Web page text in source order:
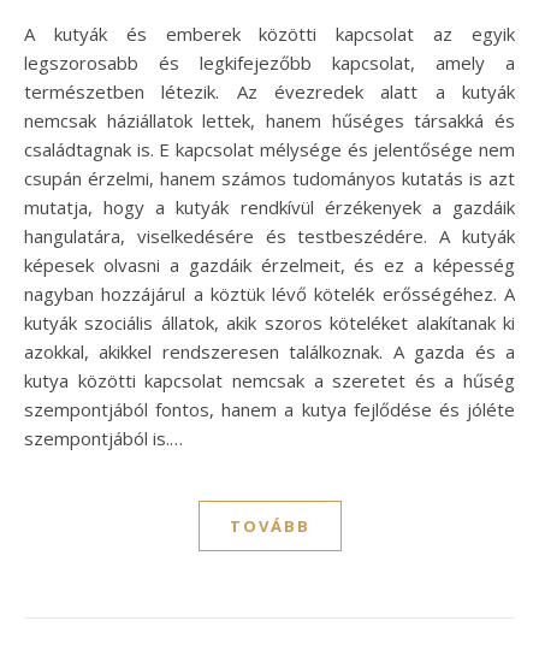
A kutyák és emberek közötti kapcsolat az egyik
legszorosabb és legkifejezőbb kapcsolat, amely a
természetben létezik. Az évezredek alatt a kutyák
nemcsak háziállatok lettek, hanem hűséges társakká és
családtagnak is. E kapcsolat mélysége és jelentősége nem
csupán érzelmi, hanem számos tudományos kutatás is azt
mutatja, hogy a kutyák rendkívül érzékenyek a gazdáik
hangulatára, viselkedésére és testbeszédére. A kutyák
képesek olvasni a gazdáik érzelmeit, és ez a képesség
nagyban hozzájárul a köztük lévő kötelék erősségéhez. A
kutyák szociális állatok, akik szoros köteléket alakítanak ki
azokkal, akikkel rendszeresen találkoznak. A gazda és a
kutya közötti kapcsolat nemcsak a szeretet és a hűség
szempontjából fontos, hanem a kutya fejlődése és jóléte
szempontjából is.…
TOVÁBB